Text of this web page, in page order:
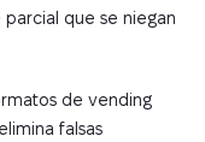
que se niegan
de vending
falsas